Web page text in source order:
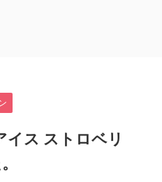
イス ストロベリ